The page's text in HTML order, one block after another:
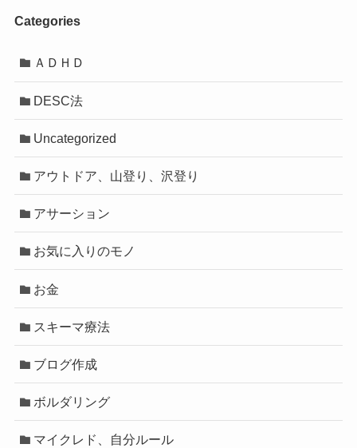
Categories
ＡＤＨＤ
DESC法
Uncategorized
アウトドア、山登り、沢登り
アサーション
お気に入りのモノ
お金
スキーマ療法
ブログ作成
ボルダリング
マイクレド、自分ルール